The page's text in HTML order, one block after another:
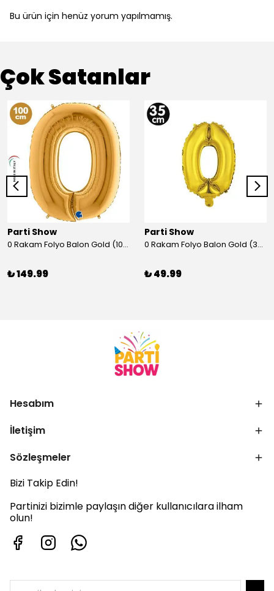
Bu ürün için henüz yorum yapılmamış.
Çok Satanlar
Parti Show
0 Rakam Folyo Balon Gold (100x70 cm)
₺ 149.99
Parti Show
0 Rakam Folyo Balon Gold (35 cm)
₺ 49.99
Hesabım
İletişim
Sözleşmeler
Bizi Takip Edin!
Partinizi bizimle paylaşın diğer kullanıcılara ilham
olun!